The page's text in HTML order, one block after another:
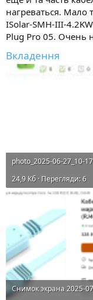
нагреваться. Мало
ISolar-SMH-III-
Plug Pro 05. Очень
Вкладення
photo_2025-06-27_10-
24,9 Кб · Перегляди: 6